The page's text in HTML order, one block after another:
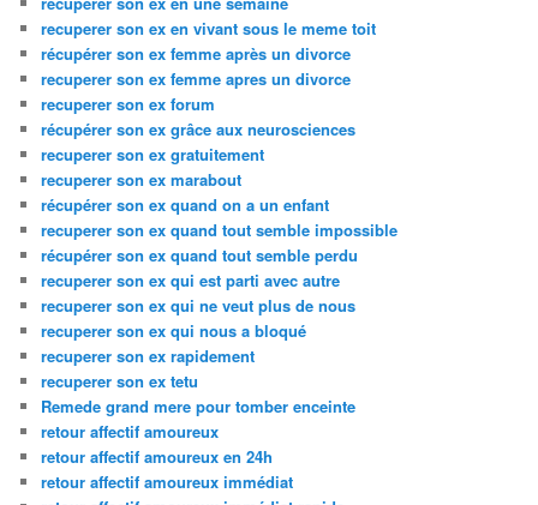
recuperer son ex en vivant sous le meme toit
récupérer son ex femme après un divorce
recuperer son ex femme apres un divorce
recuperer son ex forum
récupérer son ex grâce aux neurosciences
recuperer son ex gratuitement
recuperer son ex marabout
récupérer son ex quand on a un enfant
recuperer son ex quand tout semble impossible
récupérer son ex quand tout semble perdu
recuperer son ex qui est parti avec autre
recuperer son ex qui ne veut plus de nous
recuperer son ex qui nous a bloqué
recuperer son ex rapidement
recuperer son ex tetu
Remede grand mere pour tomber enceinte
retour affectif amoureux
retour affectif amoureux en 24h
retour affectif amoureux immédiat